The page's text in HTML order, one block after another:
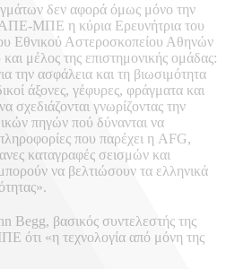
δεν αφορά όμως μόνο την
ΜΠΕ η κύρια Ερευνήτρια του
Εθνικού Αστεροσκοπείου Αθηνών
μέλος της επιστημονικής ομάδας:
την ασφάλεια και τη βιωσιμότητα
άξονες, γέφυρες, φράγματα και
σχεδιάζονται γνωρίζοντας την
πηγών πού δύνανται να
που παρέχει η AFG,
καταγραφές σεισμών και
να βελτιώσουν τα ελληνικά
Begg, βασικός συντελεστής της
ότι «η τεχνολογία από μόνη της